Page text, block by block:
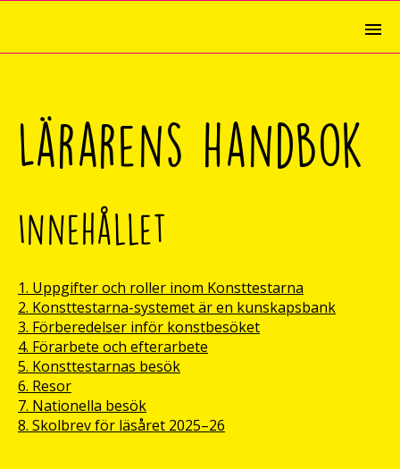
Lärarens handbok
Innehållet
1. Uppgifter och roller inom Konsttestarna
2. Konsttestarna-systemet är en kunskapsbank
3. Förberedelser inför konstbesöket
4. Förarbete och efterarbete
5. Konsttestarnas besök
6. Resor
7. Nationella besök
8. Skolbrev för läsåret 2025–26